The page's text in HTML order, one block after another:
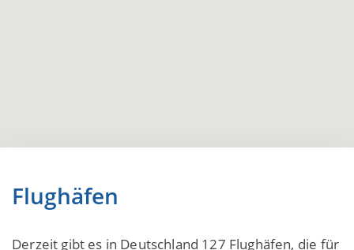
Flughäfen
Derzeit gibt es in Deutschland 127 Flughäfen, die für